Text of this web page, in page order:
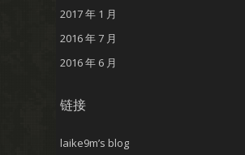
2017 年 1 月
2016 年 7 月
2016 年 6 月
链接
laike9m’s blog